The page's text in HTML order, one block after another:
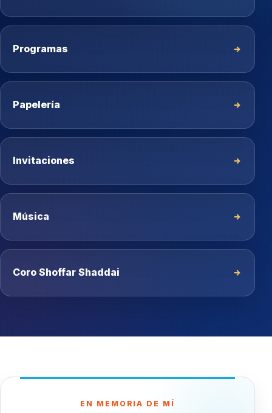
Programas
Papelería
Invitaciones
Música
Coro Shoffar Shaddai
EN MEMORIA DE MÍ